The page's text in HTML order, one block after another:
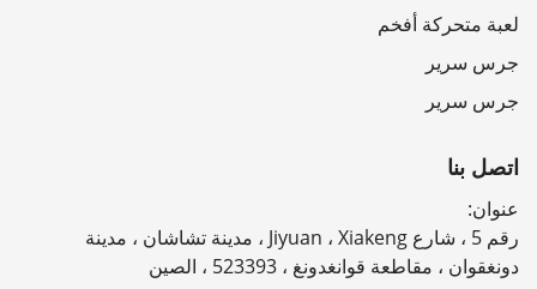
لعبة متحركة أفخم
جرس سرير
جرس سرير
اتصل بنا
عنوان:
رقم 5 ، شارع Jiyuan ، Xiakeng ، مدينة تشاشان ، مدينة
دونغقوان ، مقاطعة قوانغدونغ ، 523393 ، الصين